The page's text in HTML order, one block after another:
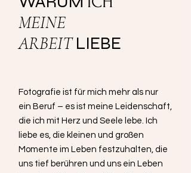
MEINE
ARBEITLIEBE
Fotografie ist für mich mehr als nur
ein Beruf – es ist meine Leidenschaft,
die ich mit Herz und Seele lebe. Ich
liebe es, die kleinen und großen
Momente im Leben festzuhalten, die
uns tief berühren und uns ein Leben